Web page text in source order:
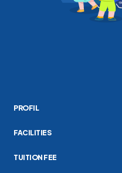
PROFIL
FACILITIES
TUITION FEE